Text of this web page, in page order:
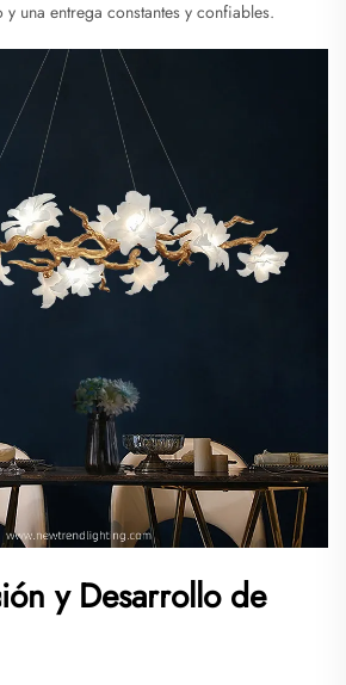
una entrega constantes y confiables.
y Desarrollo de